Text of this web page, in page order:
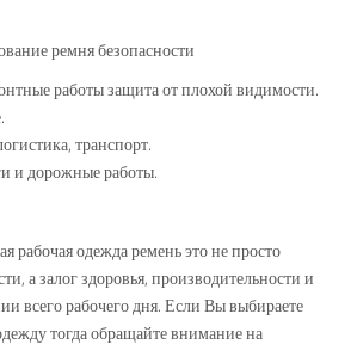
ремня безопасности
работы защита от плохой видимости.
транспорт.
и дорожные работы.
рабочая одежда ремень это не просто
а залог здоровья, производительности и
всего рабочего дня. Если Вы выбираете
тогда обращайте внимание на